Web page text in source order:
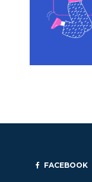
FACEBOOK